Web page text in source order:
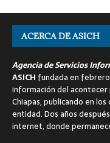
ACERCA DE ASICH
Agencia de Servicios
ASICH fundada en
información del
Chiapas, publicando en
entidad. Dos años
internet, donde